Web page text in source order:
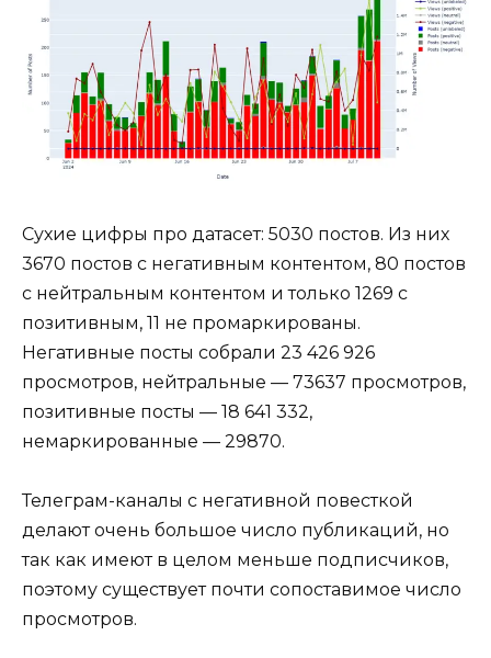
Сухие цифры про датасет: 5030 постов. Из них
3670 постов с негативным контентом, 80 постов
с нейтральным контентом и только 1269 с
позитивным, 11 не промаркированы.
Негативные посты собрали 23 426 926
просмотров, нейтральные — 73637 просмотров,
позитивные посты — 18 641 332,
немаркированные — 29870.
Телеграм-каналы с негативной повесткой
делают очень большое число публикаций, но
так как имеют в целом меньше подписчиков,
поэтому существует почти сопоставимое число
просмотров.